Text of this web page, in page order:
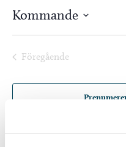
Kommande
Välj
datum.
Föregående